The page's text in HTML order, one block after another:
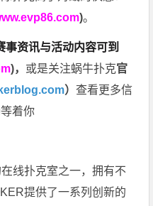
)。
事资讯与活动内容可到
)， 或是关注蜗牛扑克官
）查看更多信
着你
线扑克室之一，拥有不
提供了一系列创新的